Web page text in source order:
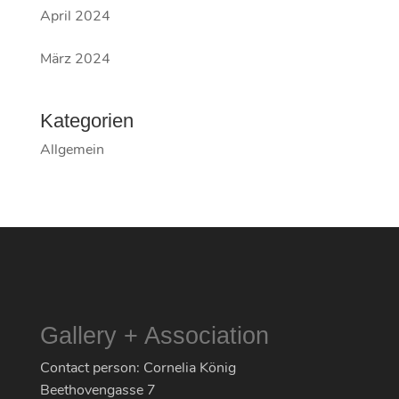
April 2024
März 2024
Kategorien
Allgemein
Gallery + Association
Contact person: Cornelia König
Beethovengasse 7